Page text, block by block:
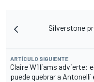
Silverstone
ARTÍCULO SIGUIENTE
Claire Williams advierte:
puede quebrar a Antonelli